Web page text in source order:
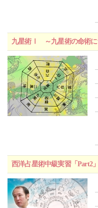
九星術Ⅰ ～九星術の命術に
西洋占星術中級実習「Part2